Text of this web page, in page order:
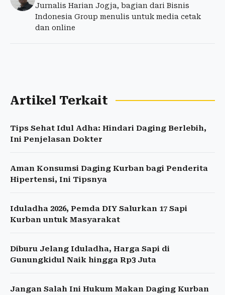
Jurnalis Harian Jogja, bagian dari Bisnis
Indonesia Group menulis untuk media cetak
dan online
Artikel Terkait
Tips Sehat Idul Adha: Hindari Daging Berlebih,
Ini Penjelasan Dokter
Aman Konsumsi Daging Kurban bagi Penderita
Hipertensi, Ini Tipsnya
Iduladha 2026, Pemda DIY Salurkan 17 Sapi
Kurban untuk Masyarakat
Diburu Jelang Iduladha, Harga Sapi di
Gunungkidul Naik hingga Rp3 Juta
Jangan Salah Ini Hukum Makan Daging Kurban